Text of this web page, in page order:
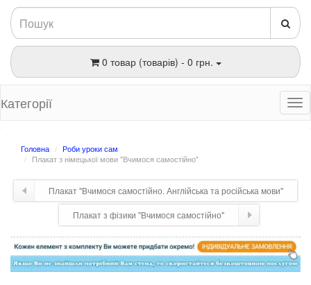
0 товар (товарів) - 0 грн.
Категорії
Головна
Роби уроки сам
Плакат з німецької мови "Вчимося самостійно"
Плакат "Вчимося самостійно. Англійська та російська мови"
Плакат з фізики "Вчимося самостійно"